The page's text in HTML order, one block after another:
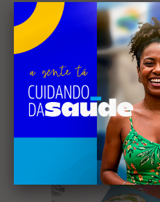
Receba
newsletter